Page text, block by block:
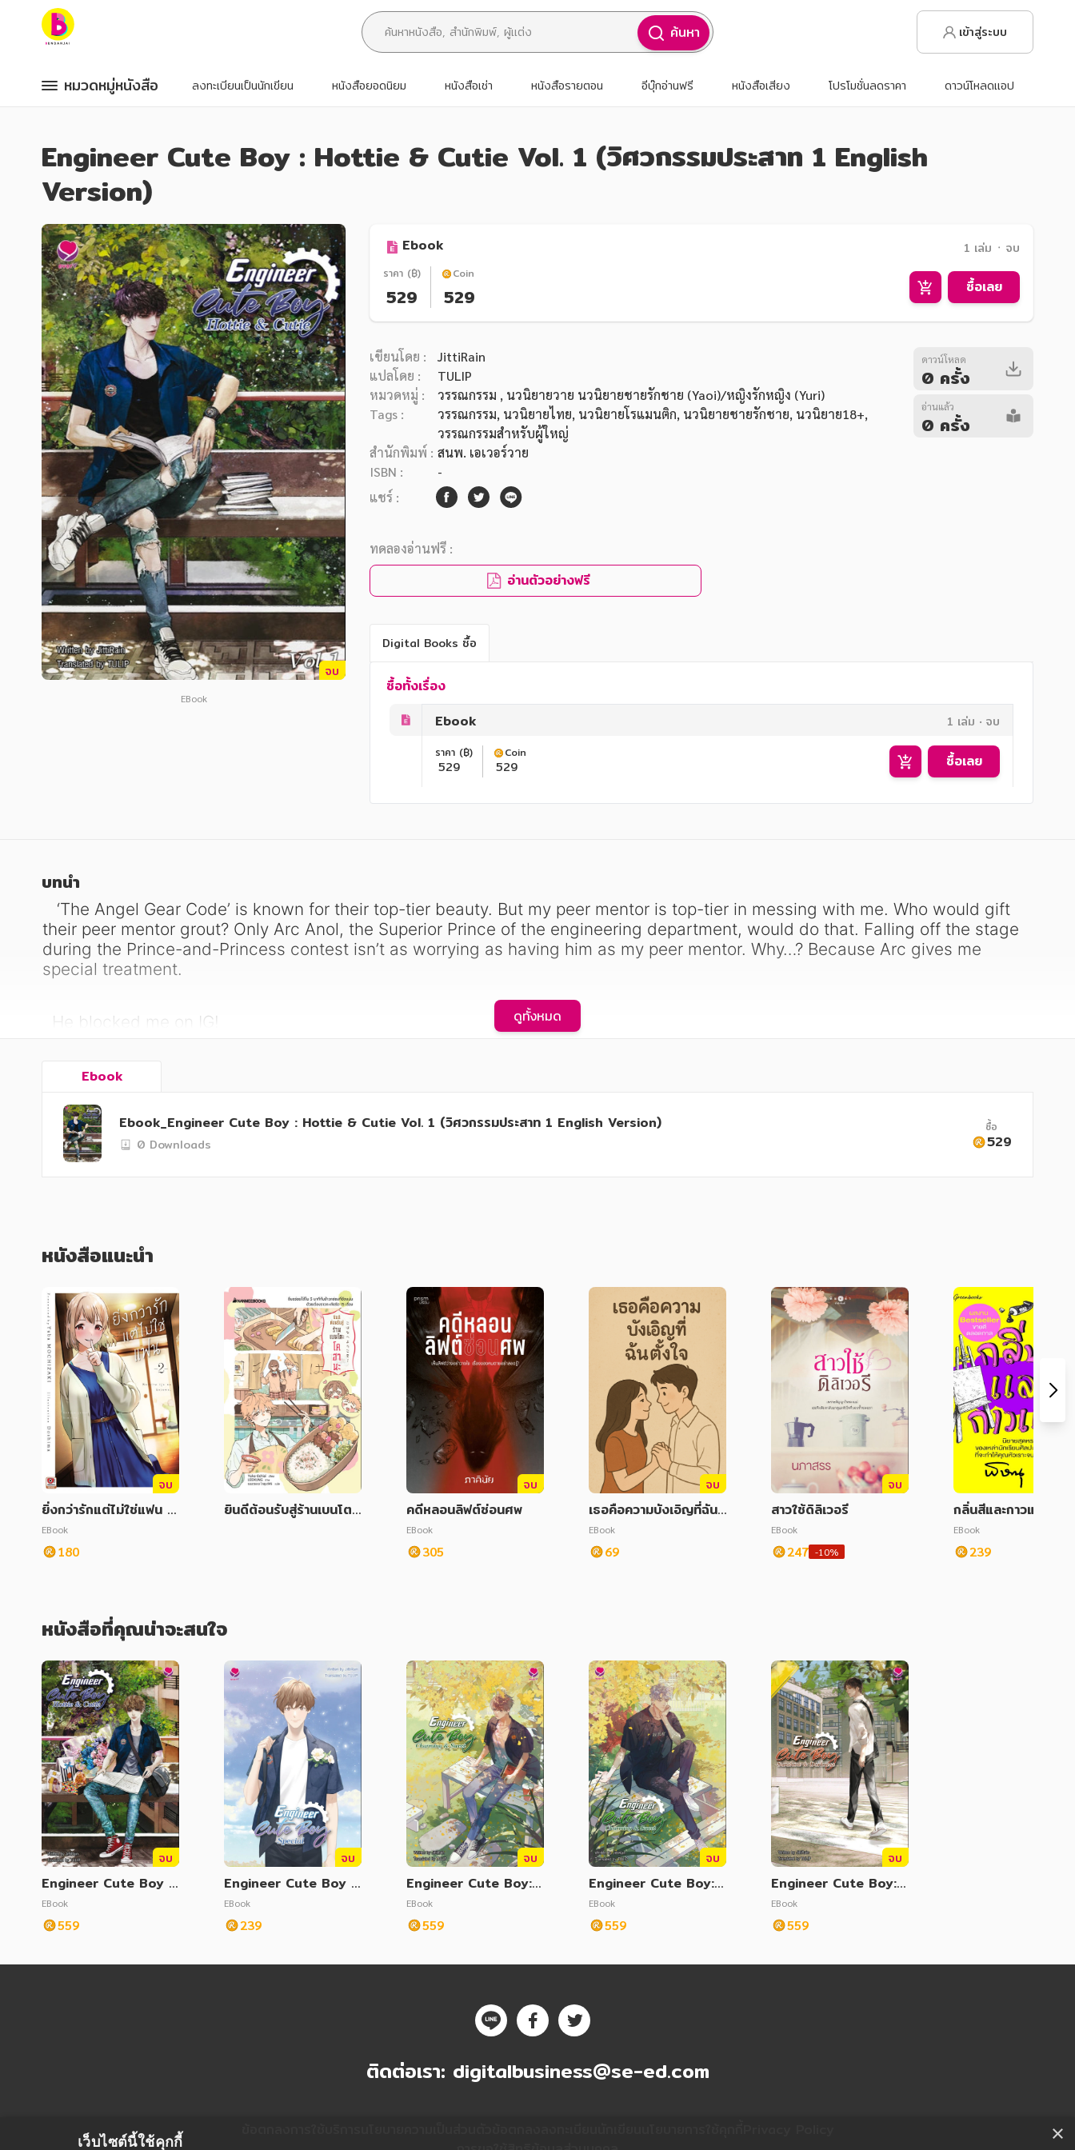
หมวดหมู่หนังสือ
หมวดหมู่ยอดนิยม
หนังสือออกใหม่
หนังสือยอดนิยม
หนังสือเช่า
อีบุ๊กอ่านฟรี
โปรโมชั่นลดราคา
หมวดหมู่หนังสือ
อาหาร สุขภาพ การแพทย์
ศิลปะ บันเทิง กีฬา ท่องเที่ยว
สังคม วัฒนธรรม การปกครอง ศาสนาและปรัชญา
ศาสนา และปรัชญา
กฎหมาย สัญญา ภาษี
การเงิน การลงทุน บริหาร
นิตยสาร หนังสือพิมพ์
ครอบครัว
วรรณกรรม
การเกษตร ชีววิทยา
การเรียน การศึกษา
เทคโนโลยี การสื่อสาร วิทยาศาสตร์
ค้นหา เข้าสู่ระบบ
หมวดหมู่หนังสือ
หมวดหมู่หนังสือ
หมวดหมู่ยอดนิยม
หนังสือออกใหม่
หนังสือยอดนิยม
หนังสือเช่า
อีบุ๊กอ่านฟรี
โปรโมชั่นลดราคา
หมวดหมู่หนังสือ
อาหาร สุขภาพ การแพทย์
ศิลปะ บันเทิง กีฬา ท่องเที่ยว
สังคม วัฒนธรรม การปกครอง ศาสนาและปรัชญา
ศาสนา และปรัชญา
กฎหมาย สัญญา ภาษี
การเงิน การลงทุน บริหาร
นิตยสาร หนังสือพิมพ์
ครอบครัว
วรรณกรรม
การเกษตร ชีววิทยา
การเรียน การศึกษา
เทคโนโลยี การสื่อสาร วิทยาศาสตร์
ลงทะเบียนเป็นนักเขียน หนังสือยอดนิยม หนังสือเช่า หนังสือรายตอน อีบุ๊กอ่านฟรี หนังสือเสียง โปรโมชั่นลดราคา ดาวน์โหลดแอป
Engineer Cute Boy : Hottie & Cutie Vol. 1 (วิศวกรรมประสาท 1 English
Version)
จบ
EBook
Ebook 1 เล่ม ᛫ จบ
ราคา (฿)
529
Coin
529 ซื้อเลย
เขียนโดย :
JittiRain
แปลโดย :
TULIP
หมวดหมู่ :
วรรณกรรม , นวนิยายวาย นวนิยายชายรักชาย (Yaoi)/หญิงรักหญิง (Yuri)
Tags :
วรรณกรรม, นวนิยายไทย, นวนิยายโรแมนติก, นวนิยายชายรักชาย, นวนิยาย18+,
วรรณกรรมสำหรับผู้ใหญ่
สำนักพิมพ์ : สนพ. เอเวอร์วาย
ISBN :
-
แชร์ :
ดาวน์โหลด
0 ครั้ง
อ่านแล้ว
0 ครั้ง
ทดลองอ่านฟรี :
อ่านตัวอย่างฟรี
Digital Books ซื้อ
ซื้อทั้งเรื่อง
Ebook
1 เล่ม จบ
ราคา (฿)
529
Coin
529 ซื้อเลย
บทนำ
their peer mentor grout? Only Arc Anol, the Superior Prince of the engineering department, would do that. Falling off the stage
during the Prince-and-Princess contest isn’t as worrying as having him as my peer mentor. Why…? Because Arc gives me
special treatment.
  He blocked me on IG!
  He blocked me on LINE!!!
  He even blocked my number recently… SERIOUSLY?
  Has anyone ever experienced this like Arm Anon? No.
  Why am I the only one receiving his special treatment?
ดูทั้งหมด
Ebook
Ebook_Engineer Cute Boy : Hottie & Cutie Vol. 1 (วิศวกรรมประสาท 1 English Version)
0 Downloads
ซื้อ
529
หนังสือแนะนำ
จบ
ยิ่งกว่ารักแต่ไม่ใช่แฟน เล่
ม 2
EBook
180
ยินดีต้อนรับสู่ร้านเบนโตะ
จบ
คดีหลอนลิฟต์ซ่อนศพ
EBook
305
จบ
เธอคือความบังเอิญที่ฉันตั้
งใจ
EBook
69
จบ
สาวใช้ดิลิเวอรี
EBook
247 -10%
กลิ่นสีและกาวแป้ง
EBook
239
หนังสือที่คุณน่าจะสนใจ
จบ
Engineer Cute Boy :
Hottie & Cutie Vol. 2
(วิศวกรรมประสาท 2 En
glish Version)
EBook
559
จบ
Engineer Cute Boy :
Special (เล่มพิเศษ Eng
ineer Cute Boy Engli
sh Version)
EBook
239
จบ
Engineer Cute Boy:
Charming & Sweet V
ol. 2 (วิศวะกับไฟฟ้า 2 E
nglish Version)
EBook
559
จบ
Engineer Cute Boy:
Charming & Sweet V
ol. 1 (วิศวะกับไฟฟ้า 1 E
nglish Version)
EBook
559
จบ
Engineer Cute Boy:
Sunshine & Darkness
Vol. 2 (วิศวกรรณโยธา
2 English Version)
EBook
559
ติดต่อเรา: digitalbusiness@se-ed.com
×
เว็บไซต์นี้ใช้คุกกี้